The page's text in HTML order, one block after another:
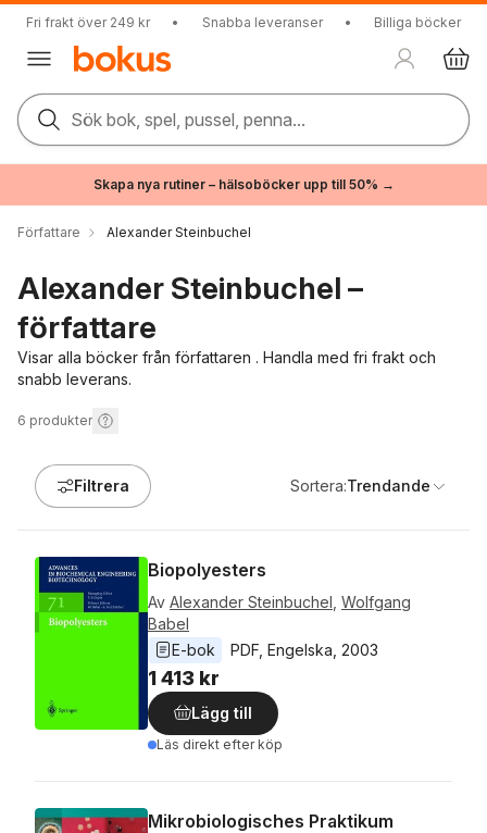
Fri frakt över 249 kr • Snabba leveranser • Billiga böcker
Sök bok, spel, pussel, penna...
Skapa nya rutiner – hälsoböcker upp till 50% →
Författare Alexander Steinbuchel
Alexander Steinbuchel –
författare
Visar alla böcker från författaren . Handla med fri frakt och
snabb leverans.
6 produkter
Filtrera Sortera:Trendande
Biopolyesters
Av Alexander Steinbuchel Wolfgang
Babel
E-bok
PDF Engelska 2003
1 413 kr
Lägg till
Läs direkt efter köp
Mikrobiologisches Praktikum